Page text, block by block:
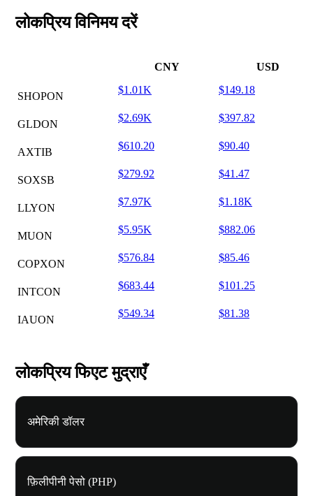
लोकप्रिय विनिमय दरें
CNY USD
SHOPON
$1.01K $149.18
GLDON
$2.69K $397.82
AXTIB
$610.20 $90.40
SOXSB
$279.92 $41.47
LLYON
$7.97K $1.18K
MUON
$5.95K $882.06
COPXON
$576.84 $85.46
INTCON
$683.44 $101.25
IAUON
$549.34 $81.38
लोकप्रिय फिएट मुद्राएँ
अमेरिकी डॉलर
फ़िलीपीनी पेसो (PHP)